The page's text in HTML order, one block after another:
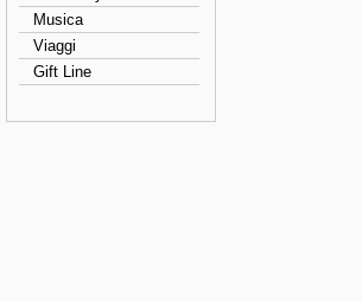
Musica
Viaggi
Gift Line